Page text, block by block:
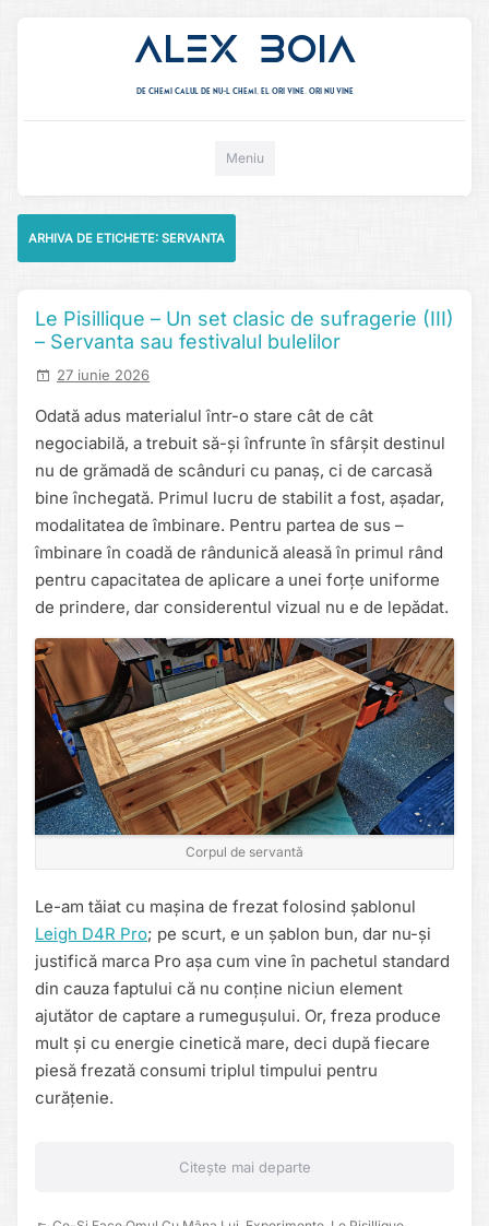
Alex Boia
De chemi calul de nu-l chemi, el ori vine. ori nu vine
Meniu
ARHIVA DE ETICHETE: SERVANTA
Le Pisillique – Un set clasic de sufragerie (III)
– Servanta sau festivalul bulelilor
27 iunie 2026
Odată adus materialul într-o stare cât de cât
negociabilă, a trebuit să-și înfrunte în sfârșit destinul
nu de grămadă de scânduri cu panaș, ci de carcasă
bine închegată. Primul lucru de stabilit a fost, așadar,
modalitatea de îmbinare. Pentru partea de sus –
îmbinare în coadă de rândunică aleasă în primul rând
pentru capacitatea de aplicare a unei forțe uniforme
de prindere, dar considerentul vizual nu e de lepădat.
Corpul de servantă
Le-am tăiat cu mașina de frezat folosind șablonul
Leigh D4R Pro; pe scurt, e un șablon bun, dar nu-și
justifică marca Pro așa cum vine în pachetul standard
din cauza faptului că nu conține niciun element
ajutător de captare a rumegușului. Or, freza produce
mult și cu energie cinetică mare, deci după fiecare
piesă frezată consumi triplul timpului pentru
curățenie.
Citește mai departe